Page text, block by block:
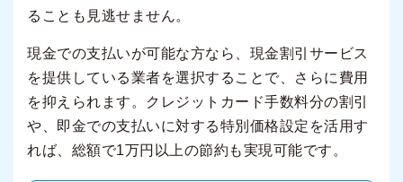
ることも見逃せません。
現金での支払いが可能な方なら、現金割引サービス
を提供している業者を選択することで、さらに費用
を抑えられます。クレジットカード手数料分の割引
や、即金での支払いに対する特別価格設定を活用す
れば、総額で1万円以上の節約も実現可能です。